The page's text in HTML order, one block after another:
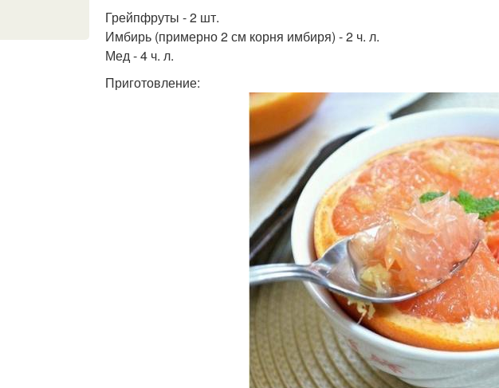
Грейпфруты - 2 шт.
Имбирь (примерно 2 см корня имбиря) - 2 ч. л.
Мед - 4 ч. л.
Приготовление: